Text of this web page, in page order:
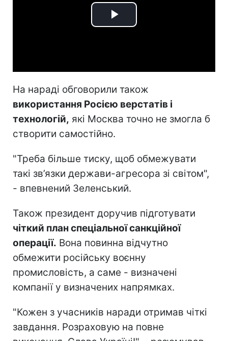
Play
На нараді обговорили також
використання Росією верстатів і
технологій, які Москва точно не змогла б
створити самостійно.
"Треба більше тиску, щоб обмежувати
такі зв’язки держави-агресора зі світом",
- впевнений Зеленський.
Також президент доручив підготувати
чіткий план спеціальної санкційної
операції. Вона повинна відчутно
обмежити російську воєнну
промисловість, а саме - визначені
компанії у визначених напрямках.
"Кожен з учасників наради отримав чіткі
завдання. Розраховую на повне